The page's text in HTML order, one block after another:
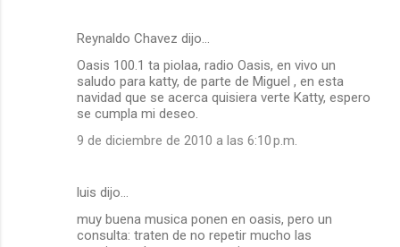
Reynaldo Chavez dijo…
Oasis 100.1 ta piolaa, radio Oasis, en vivo un
saludo para katty, de parte de Miguel , en esta
navidad que se acerca quisiera verte Katty, espero
se cumpla mi deseo.
9 de diciembre de 2010 a las 6:10 p.m.
luis dijo…
muy buena musica ponen en oasis, pero un
consulta: traten de no repetir mucho las